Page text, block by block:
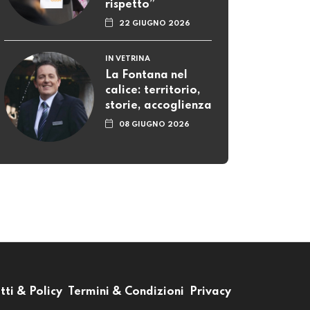
rispetto”
22 GIUGNO 2026
IN VETRINA
La Fontana nel
calice: territorio,
storie, accoglienza
08 GIUGNO 2026
& Policy Termini & Condizioni Privacy